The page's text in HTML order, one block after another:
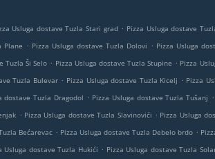
Usluga dostave Tuzla Stari grad . Pizza Usluga dostave
Plane . Pizza Usluga dostave Tuzla Dolovi . Pizza Usluga
Tuzla Ši Selo . Pizza Usluga dostave Tuzla Stupine . Pizza
Tuzla Bulevar . Pizza Usluga dostave Tuzla Kicelj . Pizza
dostave Tuzla Dragodol . Pizza Usluga dostave Tuzla Tušanj .
. Pizza Usluga dostave Tuzla Slavinovići . Pizza Usluga
Bećarevac . Pizza Usluga dostave Tuzla Debelo brdo .
Usluga dostave Tuzla Hukići . Pizza Usluga dostave Tuzla